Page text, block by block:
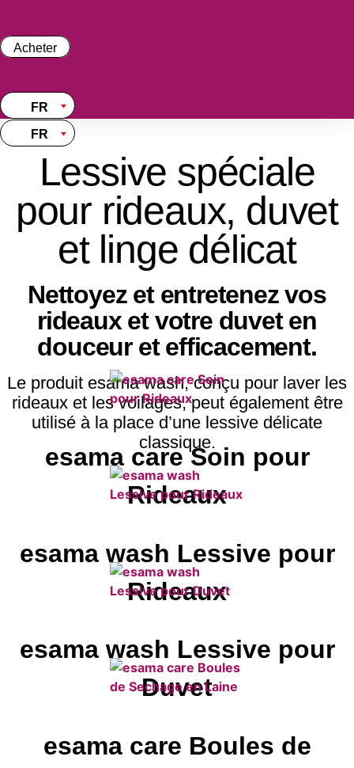
content
Acheter
FR
FR
Lessive spéciale
pour rideaux, duvet
et linge délicat
Nettoyez et entretenez vos
rideaux et votre duvet en
douceur et efficacement.
Le produit esama wash, conçu pour laver les
rideaux et les voilages, peut également être
utilisé à la place d’une lessive délicate
classique.
esama care Soin pour
Rideaux
esama wash Lessive pour
Rideaux
esama wash Lessive pour
Duvet
esama care Boules de